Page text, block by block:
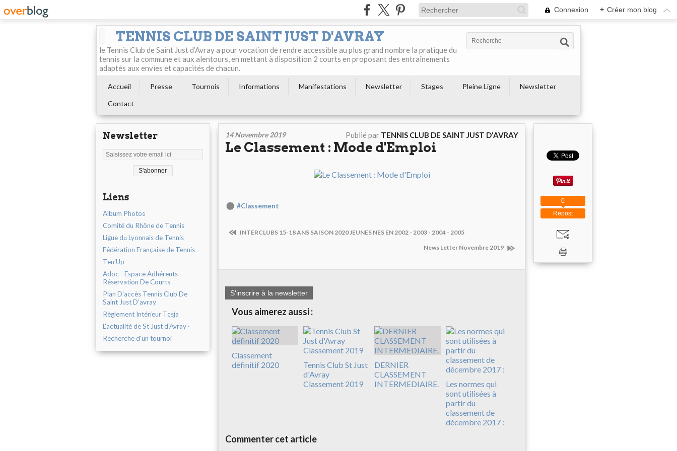
Connexion + Créer mon blog
TENNIS CLUB DE SAINT JUST D'AVRAY
le Tennis Club de Saint Just d’Avray a pour vocation de rendre accessible au plus grand nombre la pratique du
tennis sur la commune et aux alentours, en mettant à disposition 2 courts en proposant des entraînements
adaptés aux envies et capacités de chacun.
Accueil Presse Tournois Informations Manifestations Newsletter Stages Pleine Ligne
Newsletter
Contact
Newsletter
Liens
Album Photos
Comité du Rhône de Tennis
Ligue du Lyonnais de Tennis
Fédération Française de Tennis
Ten'Up
Adoc - Espace Adhérents -
Réservation De Courts
Plan D'accès Tennis Club De
Saint Just D'avray
Règlement Intérieur Tcsja
L'actualité de St Just d'Avray ·
Recherche d'un tournoi
14 Novembre 2019 Publié par TENNIS CLUB DE SAINT JUST D'AVRAY
Le Classement : Mode d'Emploi
#Classement
INTERCLUBS 15-18 ANS SAISON 2020 JEUNES NES EN 2002 - 2003 - 2004 - 2005
News Letter Novembre 2019
S'inscrire à la newsletter
Vous aimerez aussi :
Classement
définitif 2020
Tennis Club St Just
d'Avray
Classement 2019
DERNIER
CLASSEMENT
INTERMEDIAIRE.
Les normes qui
sont utilisées à
partir du
classement de
décembre 2017 :
Commenter cet article
Repost
0